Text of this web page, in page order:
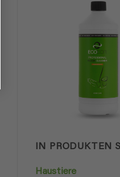
IN PRODUKTEN
Haustiere